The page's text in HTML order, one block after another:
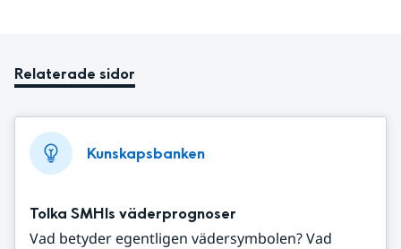
Relaterade sidor
Kunskapsbanken
Tolka SMHIs väderprognoser
Vad betyder egentligen vädersymbolen? Vad